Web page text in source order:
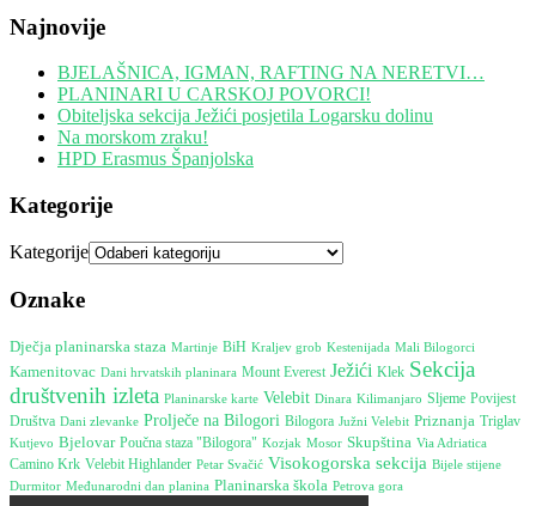
Najnovije
BJELAŠNICA, IGMAN, RAFTING NA NERETVI…
PLANINARI U CARSKOJ POVORCI!
Obiteljska sekcija Ježići posjetila Logarsku dolinu
Na morskom zraku!
HPD Erasmus Španjolska
Kategorije
Kategorije
Oznake
Dječja planinarska staza Martinje BiH Kraljev grob Kestenijada Mali Bilogorci
Kamenitovac Dani hrvatskih planinara Mount Everest Ježići Klek Sekcija
društvenih izleta Planinarske karte Velebit Dinara Kilimanjaro Sljeme Povijest
Društva Dani zlevanke Prolječe na Bilogori Bilogora Južni Velebit Priznanja Triglav
Kutjevo Bjelovar Poučna staza "Bilogora" Kozjak Mosor Skupština Via Adriatica
Camino Krk Velebit Highlander Petar Svačić Visokogorska sekcija Bijele stijene
Durmitor Međunarodni dan planina Planinarska škola Petrova gora